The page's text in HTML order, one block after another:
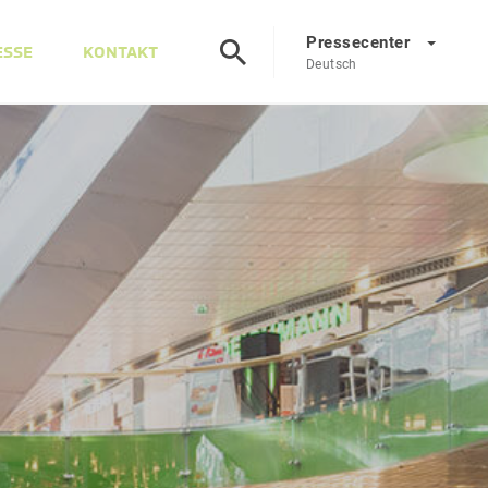
KONTAKT Pressecenter
Deutsch
EN